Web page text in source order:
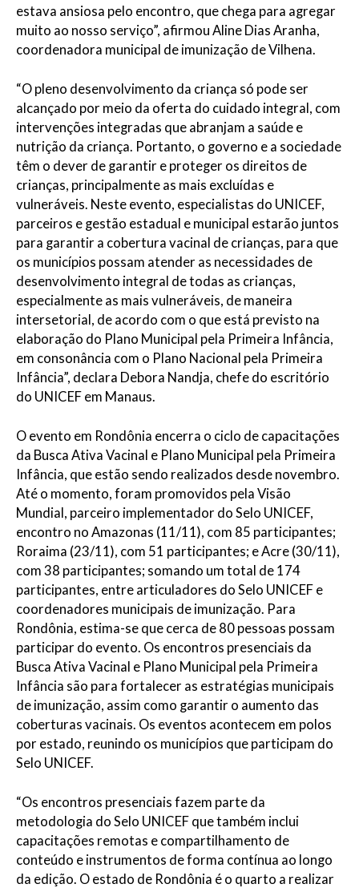
estava ansiosa pelo encontro, que chega para agregar
muito ao nosso serviço”, afirmou Aline Dias Aranha,
coordenadora municipal de imunização de Vilhena.
“O pleno desenvolvimento da criança só pode ser
alcançado por meio da oferta do cuidado integral, com
intervenções integradas que abranjam a saúde e
nutrição da criança. Portanto, o governo e a sociedade
têm o dever de garantir e proteger os direitos de
crianças, principalmente as mais excluídas e
vulneráveis. Neste evento, especialistas do UNICEF,
parceiros e gestão estadual e municipal estarão juntos
para garantir a cobertura vacinal de crianças, para que
os municípios possam atender as necessidades de
desenvolvimento integral de todas as crianças,
especialmente as mais vulneráveis, de maneira
intersetorial, de acordo com o que está previsto na
elaboração do Plano Municipal pela Primeira Infância,
em consonância com o Plano Nacional pela Primeira
Infância”, declara Debora Nandja, chefe do escritório
do UNICEF em Manaus.
O evento em Rondônia encerra o ciclo de capacitações
da Busca Ativa Vacinal e Plano Municipal pela Primeira
Infância, que estão sendo realizados desde novembro.
Até o momento, foram promovidos pela Visão
Mundial, parceiro implementador do Selo UNICEF,
encontro no Amazonas (11/11), com 85 participantes;
Roraima (23/11), com 51 participantes; e Acre (30/11),
com 38 participantes; somando um total de 174
participantes, entre articuladores do Selo UNICEF e
coordenadores municipais de imunização. Para
Rondônia, estima-se que cerca de 80 pessoas possam
participar do evento. Os encontros presenciais da
Busca Ativa Vacinal e Plano Municipal pela Primeira
Infância são para fortalecer as estratégias municipais
de imunização, assim como garantir o aumento das
coberturas vacinais. Os eventos acontecem em polos
por estado, reunindo os municípios que participam do
Selo UNICEF.
“Os encontros presenciais fazem parte da
metodologia do Selo UNICEF que também inclui
capacitações remotas e compartilhamento de
conteúdo e instrumentos de forma contínua ao longo
da edição. O estado de Rondônia é o quarto a realizar